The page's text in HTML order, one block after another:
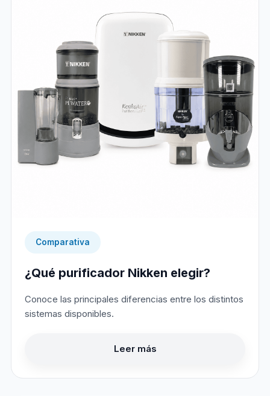
Comparativa
¿Qué purificador Nikken elegir?
Conoce las principales diferencias entre los distintos
sistemas disponibles.
Leer más